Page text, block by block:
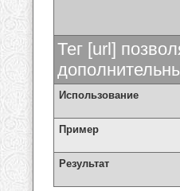
Тег [url]
Использование
Пример
Результат